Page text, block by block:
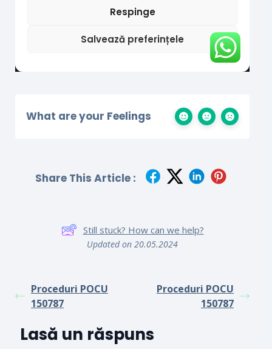
What are your Feelings
Share This Article :
Still stuck? How can we help?
Updated on 20.05.2024
Proceduri POCU
150787
Proceduri POCU
150787
Lasă un răspuns